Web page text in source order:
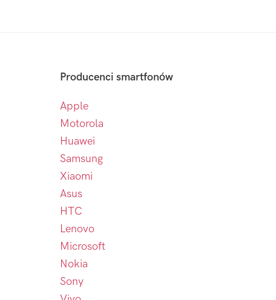
Producenci smartfonów
Apple
Motorola
Huawei
Samsung
Xiaomi
Asus
HTC
Lenovo
Microsoft
Nokia
Sony